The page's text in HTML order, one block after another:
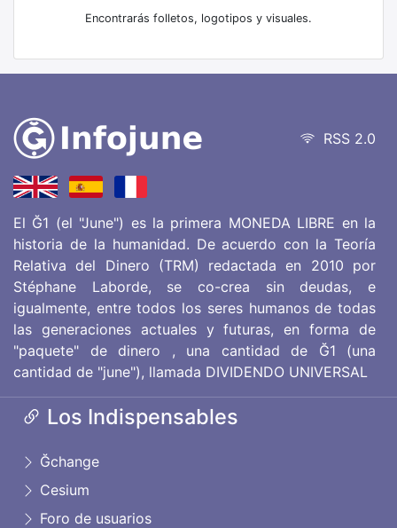
Encontrarás folletos, logotipos y visuales.
RSS 2.0
El Ğ1 (el "June") es la primera MONEDA LIBRE en la
historia de la humanidad. De acuerdo con la Teoría
Relativa del Dinero (TRM) redactada en 2010 por
Stéphane Laborde, se co-crea sin deudas, e
igualmente, entre todos los seres humanos de todas
las generaciones actuales y futuras, en forma de
"paquete" de dinero , una cantidad de Ğ1 (una
cantidad de "june"), llamada DIVIDENDO UNIVERSAL
Los Indispensables
Ğchange
Cesium
Foro de usuarios